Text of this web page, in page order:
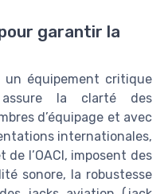
garantir la
un équipement critique
la clarté des
d’équipage et avec
internationales,
de l’OACI, imposent des
sonore, la robustesse